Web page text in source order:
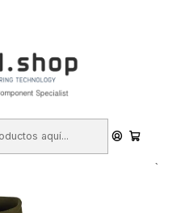
Aqui
Bricolaje
Trabajo Sudaderas de Trabajo
Trabajo - Talla S - Cremallera
DPI1, Linea Enjoy, Material